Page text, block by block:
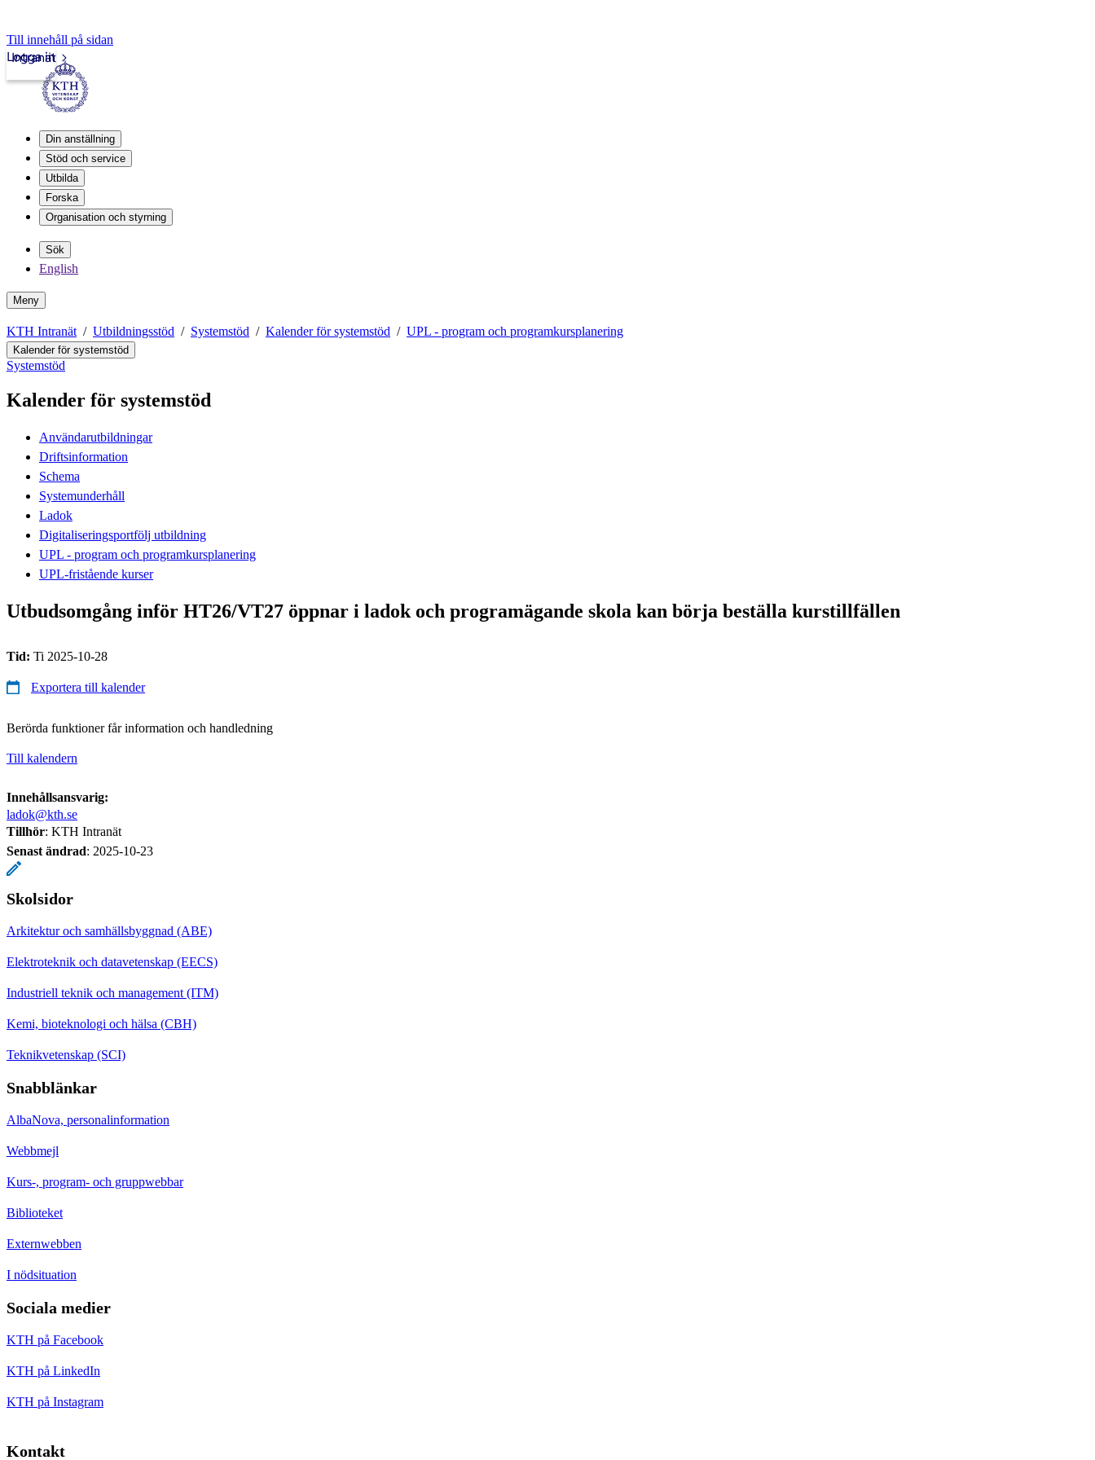
Till innehåll på sidan
Intranät
Logga in
Din anställning
Stöd och service
Utbilda
Forska
Organisation och styrning
Sök
English
Meny
KTH Intranät Utbildningsstöd Systemstöd Kalender för systemstöd UPL - program och programkursplanering
Kalender för systemstöd
Systemstöd
Kalender för systemstöd
Användarutbildningar
Driftsinformation
Schema
Systemunderhåll
Ladok
Digitaliseringsportfölj utbildning
UPL - program och programkursplanering
UPL-fristående kurser
Utbudsomgång inför HT26/VT27 öppnar i ladok och programägande skola kan börja beställa kurstillfällen
Tid: Ti 2025-10-28
Exportera till kalender
Berörda funktioner får information och handledning
Till kalendern
Innehållsansvarig:
ladok@kth.se
Tillhör: KTH Intranät
Senast ändrad: 2025-10-23
Skolsidor
Arkitektur och samhällsbyggnad (ABE)
Elektroteknik och datavetenskap (EECS)
Industriell teknik och management (ITM)
Kemi, bioteknologi och hälsa (CBH)
Teknikvetenskap (SCI)
Snabblänkar
AlbaNova, personalinformation
Webbmejl
Kurs-, program- och gruppwebbar
Biblioteket
Externwebben
I nödsituation
Sociala medier
KTH på Facebook
KTH på LinkedIn
KTH på Instagram
Kontakt